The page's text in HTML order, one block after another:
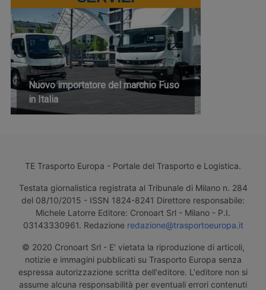
Nuovo importatore del marchio Fuso
in Italia
TE Trasporto Europa - Portale del Trasporto e Logistica.
Testata giornalistica registrata al Tribunale di Milano n. 284
del 08/10/2015 - ISSN 1824-8241 Direttore responsabile:
Michele Latorre Editore: Cronoart Srl - Milano - P.I.
03143330961. Redazione redazione@trasportoeuropa.it
© 2020 Cronoart Srl - E' vietata la riproduzione di articoli,
notizie e immagini pubblicati su Trasporto Europa senza
espressa autorizzazione scritta dell'editore. L'editore non si
assume alcuna responsabilità per eventuali errori contenuti